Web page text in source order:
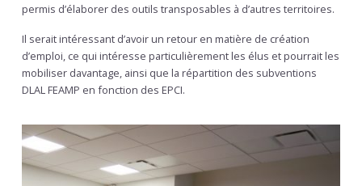
permis d’élaborer des outils transposables à d’autres territoires.
Il serait intéressant d’avoir un retour en matière de création
d’emploi, ce qui intéresse particulièrement les élus et pourrait les
mobiliser davantage, ainsi que la répartition des subventions
DLAL FEAMP en fonction des EPCI.